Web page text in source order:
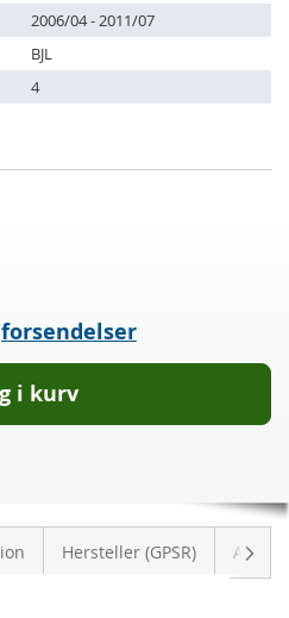
2006/04 - 2011/07
BJL
4
forsendelser
i kurv
Hersteller (GPSR)